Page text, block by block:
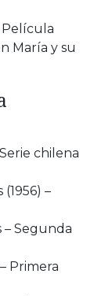
Película
María y su
chilena
–
– Segunda
Primera